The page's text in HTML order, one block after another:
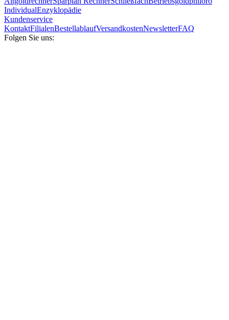
IndividualEnzyklopädie
Kundenservice
KontaktFilialenBestellablaufVersandkostenNewsletterFAQ
Folgen Sie uns: